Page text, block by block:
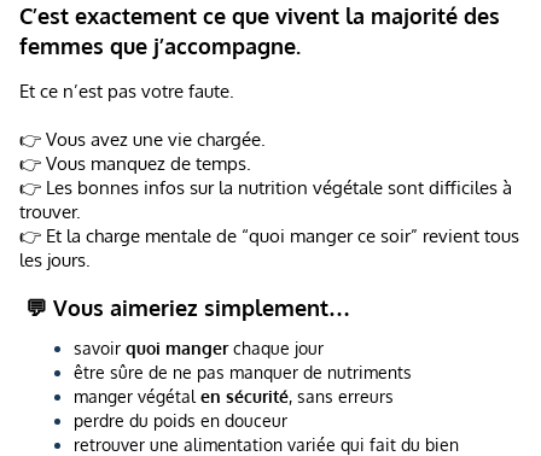
C’est exactement ce que vivent la majorité des
femmes que j’accompagne.
Et ce n’est pas votre faute.
👉 Vous avez une vie chargée.
👉 Vous manquez de temps.
👉 Les bonnes infos sur la nutrition végétale sont difficiles à
trouver.
👉 Et la charge mentale de “quoi manger ce soir” revient tous
les jours.
💬 Vous aimeriez simplement…
savoir quoi mangerchaque jour
être sûre de ne pas manquer de nutriments
manger végétal en sécurité, sans erreurs
perdre du poids en douceur
retrouver une alimentation variée qui fait du bien